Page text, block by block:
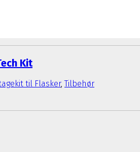
Kit
til Flasker,Tilbehør